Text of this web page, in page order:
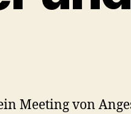
Meeting von